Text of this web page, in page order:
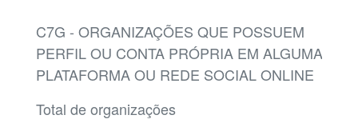
C7G - ORGANIZAÇÕES QUE POSSUEM
PERFIL OU CONTA PRÓPRIA EM ALGUMA
PLATAFORMA OU REDE SOCIAL ONLINE
Total de organizações